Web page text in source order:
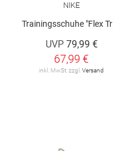
NIKE
Trainingsschuhe "Flex Train W"
UVP 79,99 €
67,99 €
inkl. MwSt. zzgl. Versand